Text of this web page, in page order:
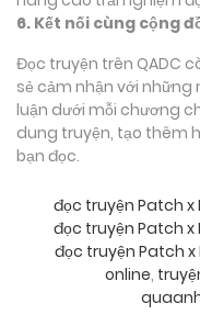
6. Kết nối cùng cộng
Đọc truyện trên QADC
sẻ cảm nhận với
luận dưới mỗi chương
dung truyện, tạo thêm
bạn đọc.
đọc truyện Patch
đọc truyện Patch
đọc truyện Patch
online,